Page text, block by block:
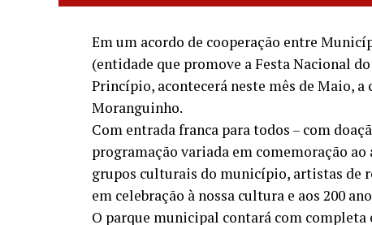
Em um acordo de cooperação entre
(entidade que promove a Festa Nacional
Princípio, acontecerá neste mês de Maio, a
Moranguinho.
Com entrada franca para todos – com
programação variada em comemoração
grupos culturais do município, artistas de
em celebração à nossa cultura e aos 200
O parque municipal contará com